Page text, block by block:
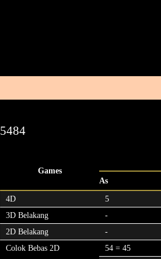
5484
Games
As
4D 5
3D Belakang
-
2D Belakang
-
Colok Bebas 2D
54 = 45